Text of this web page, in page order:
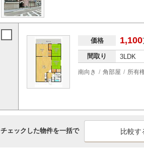
価格 1,100
間取り 3LDK
南向き 角部屋 所有
チェックした物件を一括で